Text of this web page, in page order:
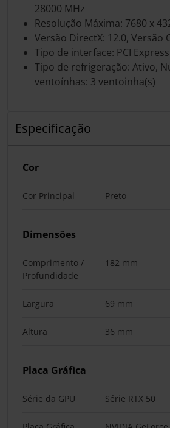
28000 MHz
Resolução Máxima: 7680 x
Versão DirectX: 12.0, Versão
Tipo de interface: PCI
Tipo de refrigeração: Ativo,
ventoínhas: 3 ventoinha(s)
Especificação
Cor
Cor Principal Preto
Dimensões
Comprimento /
Profundidade
182 mm
Largura 69 mm
Altura 36 mm
Placa Gráfica
Série da GPU Série RTX 50